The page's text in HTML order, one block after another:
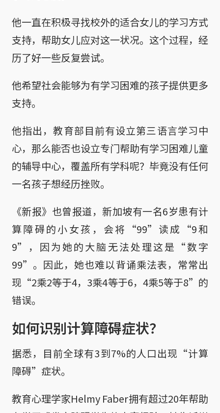
他一直在积极寻找校外的适合女儿的学习方式
支持，帮助女儿应对这一状况。这个过程，经
历了好一些反复尝试。
他希望社会能够为有学习困难的孩子提供更多
支持。
他指出，教育部目前有设立第三语言学习中
心，那么能否也设立专门帮助有学习困难儿童
的辅导中心，覆盖所有学科呢？毕竟没有任何
一名孩子想经历挫败。
《新报》也曾报道，新加坡有一名6岁患有计
算障碍的小女孩，会将“99”读成“9和
9”，因为她的大脑无法处理这是“数字
99”。因此，她也难以背诵乘法表，常常出
现“2乘2等于4，3乘4等于6，4乘5等于8”的
错误。
如何识别计算障碍症状？
据悉，目前全球有3到7%的人口出现“计算
障碍”症状。
教育心理学家Helmy Faber拥有超过20年帮助